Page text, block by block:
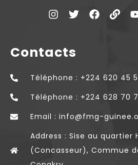
Contacts
Téléphone : +224 620 45
Téléphone : +224 628 70
Email : info@fmg-
Address : Sise au quartier
(Concasseur), Commue